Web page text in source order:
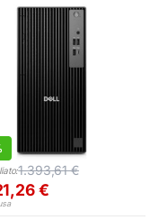
1.393,61€
€